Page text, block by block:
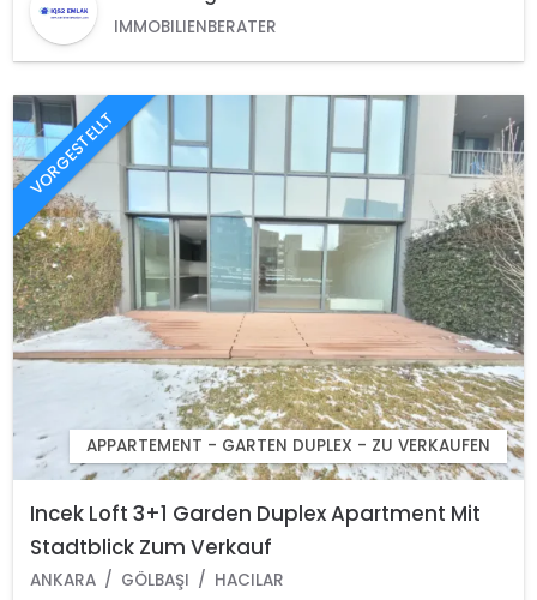
IMMOBILIENBERATER
VORGESTELLT
APPARTEMENT - GARTEN DUPLEX - ZU VERKAUFEN
Incek Loft 3+1 Garden Duplex Apartment Mit
Stadtblick Zum Verkauf
ANKARA GÖLBAŞI HACILAR